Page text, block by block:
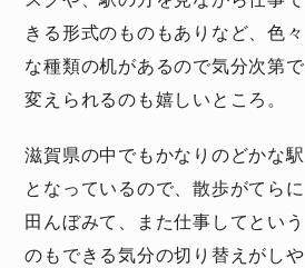
きる形式のものもありなど、色々
な種類の机があるので気分次第で
変えられるのも嬉しいところ。
滋賀県の中でもかなりのどかな駅
となっているので、散歩がてらに
田んぼみて、また仕事してという
のもできる気分の切り替えがしや